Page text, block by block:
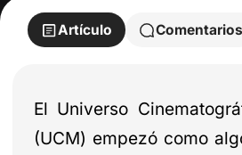
Artículo Comentarios
El Universo
(UCM) empezó como